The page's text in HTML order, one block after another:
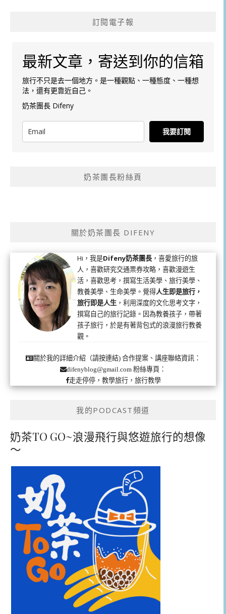
訂閱電子報
最新文章，寄送到你的信箱
旅行不只是去一個地方。是一種觀點、一種態度、一種想
法，還有更靠近自己。
奶茶團長 Difeny
我要訂閱
奶茶團長粉絲頁
關於奶茶團長 DIFENY
Hi，我是Difeny奶茶團長 ，喜愛旅行的旅
人，喜歡研究交通票券攻略，喜歡漫遊生
活，喜歡思考，撰寫生活美學、旅行美學、
教養美學、生命美學。覺得人生即是旅行，
旅行即是人生 ，利用深度的文化思考文字，
撰寫自己的旅行記錄。因為教養孩子，帶著
孩子旅行，於是有著背包式的浪漫旅行教養
觀。
關於我的詳細介紹（請按連結)合作提案、講座聯絡資訊：
difenyblog@gmail.com 粉絲專頁：
走走停停，教學旅行，旅行教學
我的PODCAST頻道
奶茶TO GO~浪漫飛行與悠遊旅行的想像
～